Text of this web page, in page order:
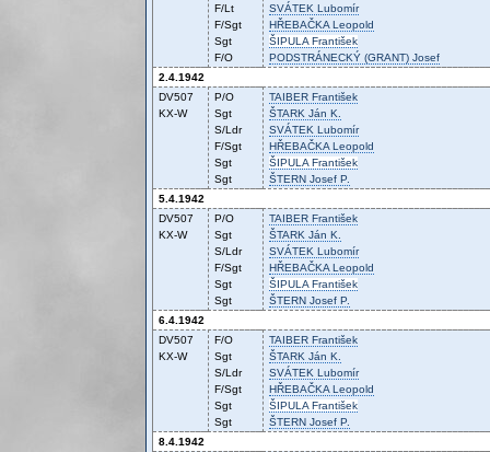
F/Lt
F/Sgt
Sgt
F/O
SVÁTEK Lubomír
HŘEBAČKALeopold
ŠIPULAFrantišek
PODSTRÁNECKÝ (GRANT) Josef
2.4.1942
DV507
KX-W
P/O
Sgt
S/Ldr
F/Sgt
Sgt
Sgt
TAIBER František
ŠTARK Ján K.
SVÁTEK Lubomír
HŘEBAČKALeopold
ŠIPULAFrantišek
ŠTERN Josef P.
5.4.1942
DV507
KX-W
P/O
Sgt
S/Ldr
F/Sgt
Sgt
Sgt
TAIBER František
ŠTARK Ján K.
SVÁTEK Lubomír
HŘEBAČKALeopold
ŠIPULAFrantišek
ŠTERN Josef P.
6.4.1942
DV507
KX-W
F/O
Sgt
S/Ldr
F/Sgt
Sgt
Sgt
TAIBER František
ŠTARK Ján K.
SVÁTEK Lubomír
HŘEBAČKALeopold
ŠIPULAFrantišek
ŠTERN Josef P.
8.4.1942